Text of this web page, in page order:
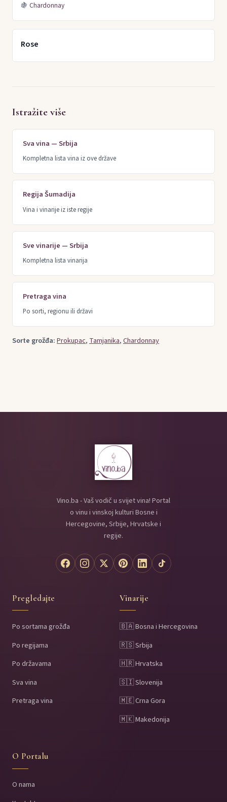
🍇 Chardonnay
Rose
Istražite više
Sva vina — Srbija
Kompletna lista vina iz ove države
Regija Šumadija
Vina i vinarije iz iste regije
Sve vinarije — Srbija
Kompletna lista vinarija
Pretraga vina
Po sorti, regionu ili državi
Sorte grožđa:Prokupac, Tamjanika,Chardonnay
Vino.ba - Vaš vodič u svijet vina! Portal
o vinu i vinskoj kulturi Bosne i
Hercegovine, Srbije, Hrvatske i
regije.
Pregledajte
Po sortama grožđa
Po regijama
Po državama
Sva vina
Pretraga vina
Vinarije
🇧🇦 Bosna i Hercegovina
🇷🇸 Srbija
🇭🇷 Hrvatska
🇸🇮 Slovenija
🇲🇪 Crna Gora
🇲🇰 Makedonija
O Portalu
O nama